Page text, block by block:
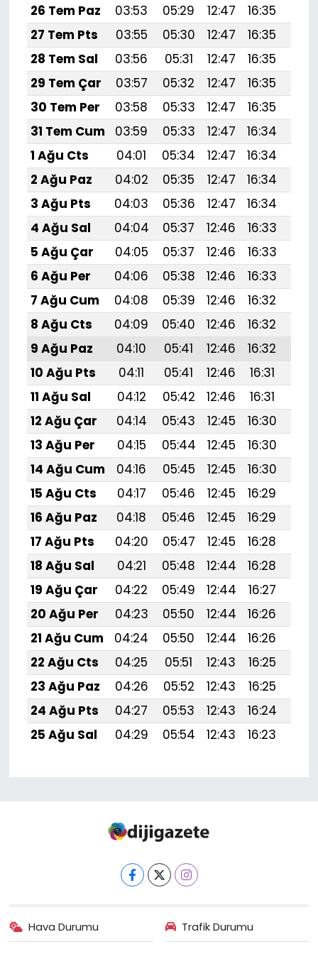
26 Tem Paz
03:53 05:29 12:47 16:35
27 Tem Pts
03:55 05:30 12:47 16:35
28 Tem Sal
03:56 05:31 12:47 16:35
29 Tem Çar
03:57 05:32 12:47 16:35
30 Tem Per
03:58 05:33 12:47 16:35
31 Tem Cum
03:59 05:33 12:47 16:34
1 Ağu Cts
04:01 05:34 12:47 16:34
2 Ağu Paz
04:02 05:35 12:47 16:34
3 Ağu Pts
04:03 05:36 12:47 16:34
4 Ağu Sal
04:04 05:37 12:46 16:33
5 Ağu Çar
04:05 05:37 12:46 16:33
6 Ağu Per
04:06 05:38 12:46 16:33
7 Ağu Cum
04:08 05:39 12:46 16:32
8 Ağu Cts
04:09 05:40 12:46 16:32
9 Ağu Paz
04:10 05:41 12:46 16:32
10 Ağu Pts
04:11 05:41 12:46 16:31
11 Ağu Sal
04:12 05:42 12:46 16:31
12 Ağu Çar
04:14 05:43 12:45 16:30
13 Ağu Per
04:15 05:44 12:45 16:30
14 Ağu Cum
04:16 05:45 12:45 16:30
15 Ağu Cts
04:17 05:46 12:45 16:29
16 Ağu Paz
04:18 05:46 12:45 16:29
17 Ağu Pts
04:20 05:47 12:45 16:28
18 Ağu Sal
04:21 05:48 12:44 16:28
19 Ağu Çar
04:22 05:49 12:44 16:27
20 Ağu Per
04:23 05:50 12:44 16:26
21 Ağu Cum
04:24 05:50 12:44 16:26
22 Ağu Cts
04:25 05:51 12:43 16:25
23 Ağu Paz
04:26 05:52 12:43 16:25
24 Ağu Pts
04:27 05:53 12:43 16:24
25 Ağu Sal
04:29 05:54 12:43 16:23
Hava Durumu Trafik Durumu